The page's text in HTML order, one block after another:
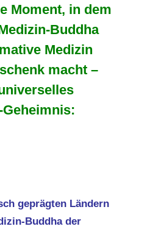
Moment, in dem
Buddha
Medizin
macht –
Geheimnis:
geprägten Ländern
Buddha der